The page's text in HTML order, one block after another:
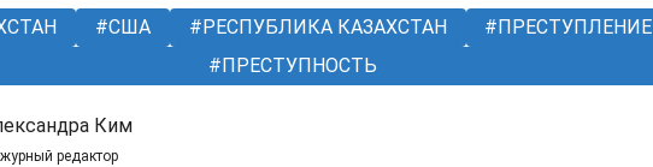
США РЕСПУБЛИКА КАЗАХСТАН
ПРЕСТУПЛЕНИЕ
ПРЕСТУПНОСТЬ
Ким
редактор